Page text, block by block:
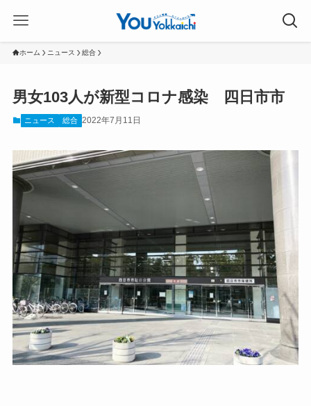
ホーム ニュース 総合
男女103人が新型コロナ感染 四日市市
ニュース 総合 2022年7月11日